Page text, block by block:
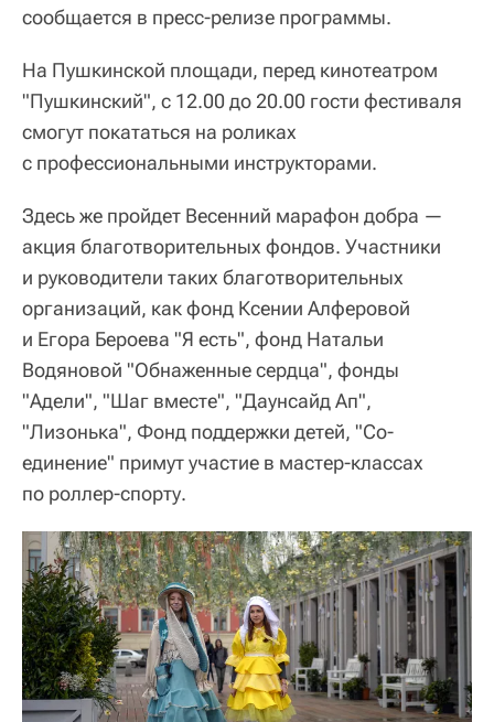
сообщается в пресс-релизе программы.
На Пушкинской площади, перед кинотеатром
"Пушкинский", с 12.00 до 20.00 гости фестиваля
смогут покататься на роликах
с профессиональными инструкторами.
Здесь же пройдет Весенний марафон добра —
акция благотворительных фондов. Участники
и руководители таких благотворительных
организаций, как фонд Ксении Алферовой
и Егора Бероева "Я есть", фонд Натальи
Водяновой "Обнаженные сердца", фонды
"Адели", "Шаг вместе", "Даунсайд Ап",
"Лизонька", Фонд поддержки детей, "Со-
единение" примут участие в мастер-классах
по роллер-спорту.